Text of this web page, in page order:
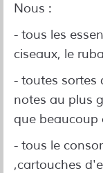
Nous :
- tous les
ciseaux, le
- toutes sortes
notes au plus
que beaucoup
- tous le
,cartouches